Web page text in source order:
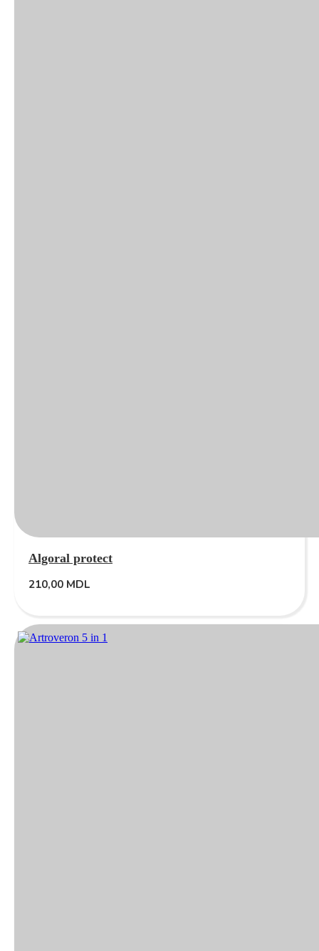
Algoral protect
210,00 MDL